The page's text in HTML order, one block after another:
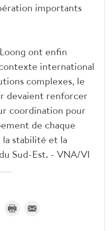
importants
ont enfin
international
complexes, le
devaient renforcer
coordination pour
de chaque
la stabilité et la
Sud-Est. - VNA/VI